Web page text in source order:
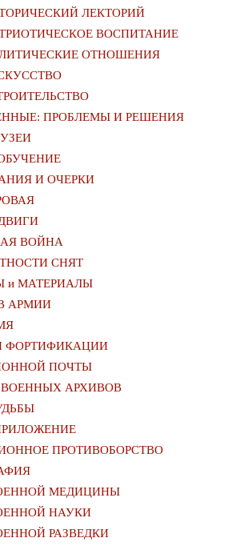
ЛЕКТОРИЙ
ВОСПИТАНИЕ
ОТНОШЕНИЯ
ПРОБЛЕМЫ И РЕШЕНИЯ
И ОЧЕРКИ
ВОЙНА
СНЯТ
и МАТЕРИАЛЫ
АРМИИ
ФОРТИФИКАЦИИ
ПОЧТЫ
АРХИВОВ
ПРОТИВОБОРСТВО
МЕДИЦИНЫ
НАУКИ
РАЗВЕДКИ